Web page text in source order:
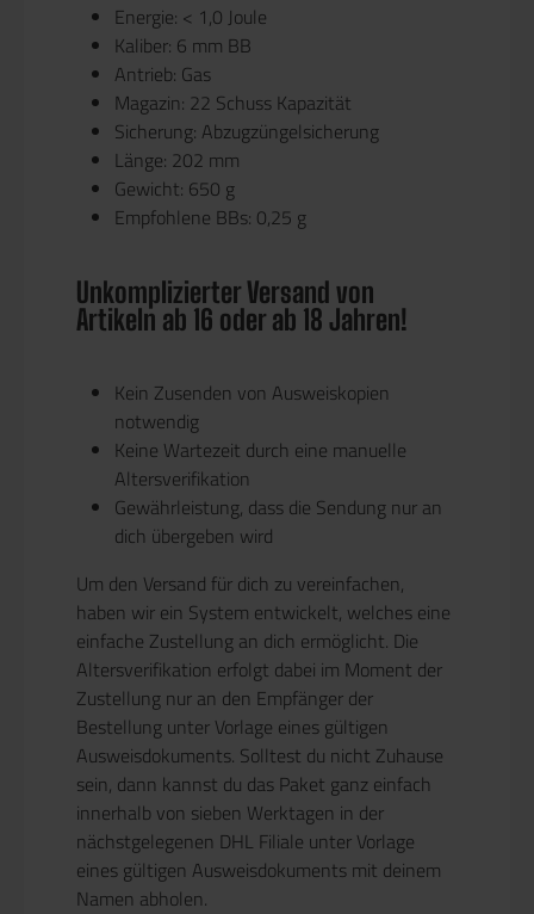
Energie: < 1,0 Joule
Kaliber: 6 mm BB
Antrieb: Gas
Magazin: 22 Schuss Kapazität
Sicherung: Abzugzüngelsicherung
Länge: 202 mm
Gewicht: 650 g
Empfohlene BBs: 0,25 g
Unkomplizierter Versand von
Artikeln ab 16 oder ab 18 Jahren!
Kein Zusenden von Ausweiskopien
notwendig
Keine Wartezeit durch eine manuelle
Altersverifikation
Gewährleistung, dass die Sendung nur an
dich übergeben wird
Um den Versand für dich zu vereinfachen,
haben wir ein System entwickelt, welches eine
einfache Zustellung an dich ermöglicht. Die
Altersverifikation erfolgt dabei im Moment der
Zustellung nur an den Empfänger der
Bestellung unter Vorlage eines gültigen
Ausweisdokuments. Solltest du nicht Zuhause
sein, dann kannst du das Paket ganz einfach
innerhalb von sieben Werktagen in der
nächstgelegenen DHL Filiale unter Vorlage
eines gültigen Ausweisdokuments mit deinem
Namen abholen.